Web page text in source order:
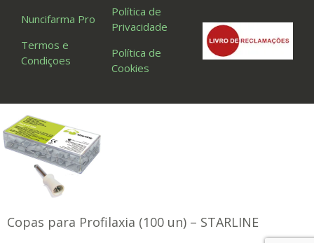
Nuncifarma Pro
Termos e
Condiçoes
Política de
Privacidade
Política de
Cookies
Copas para Profilaxia (100 un) – STARLINE